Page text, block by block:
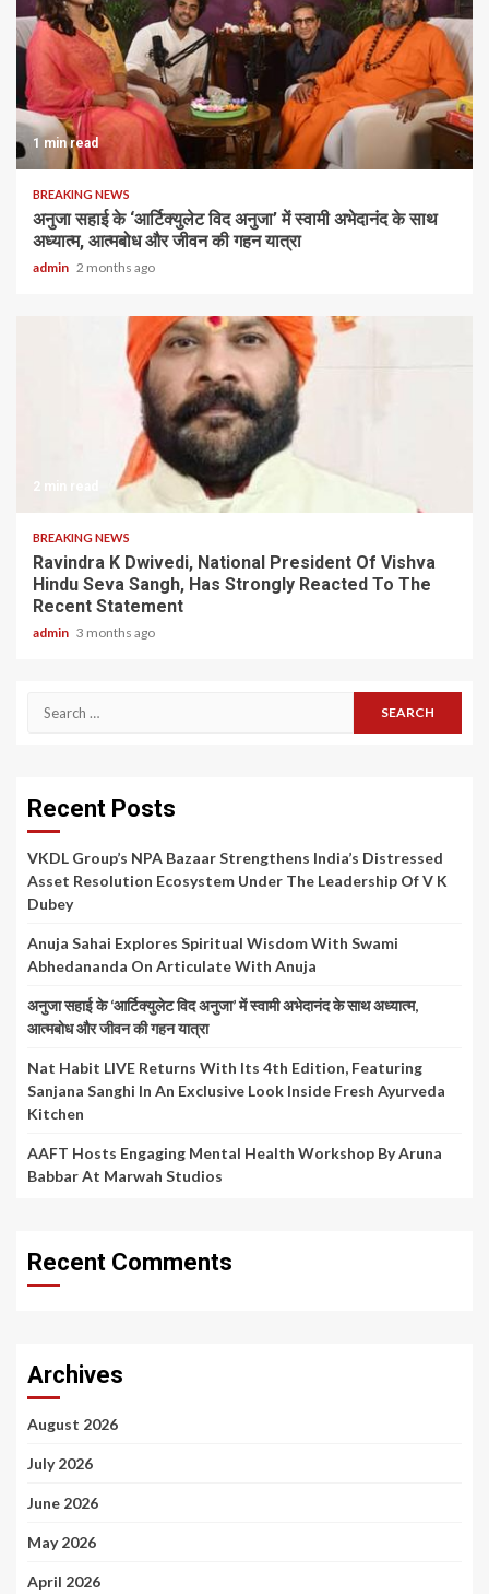
1 min read
BREAKING NEWS
अनुजा सहाई के ‘आर्टिक्युलेट विद अनुजा’ में स्वामी अभेदानंद के साथ
अध्यात्म, आत्मबोध और जीवन की गहन यात्रा
admin 2 months ago
2 min read
BREAKING NEWS
Ravindra K Dwivedi, National President Of Vishva
Hindu Seva Sangh, Has Strongly Reacted To The
Recent Statement
admin 3 months ago
Search
Recent Posts
VKDL Group’s NPA Bazaar Strengthens India’s Distressed
Asset Resolution Ecosystem Under The Leadership Of V K
Dubey
Anuja Sahai Explores Spiritual Wisdom With Swami
Abhedananda On Articulate With Anuja
अनुजा सहाई के ‘आर्टिक्युलेट विद अनुजा’ में स्वामी अभेदानंद के साथ अध्यात्म,
आत्मबोध और जीवन की गहन यात्रा
Nat Habit LIVE Returns With Its 4th Edition, Featuring
Sanjana Sanghi In An Exclusive Look Inside Fresh Ayurveda
Kitchen
AAFT Hosts Engaging Mental Health Workshop By Aruna
Babbar At Marwah Studios
Recent Comments
Archives
August 2026
July 2026
June 2026
May 2026
April 2026